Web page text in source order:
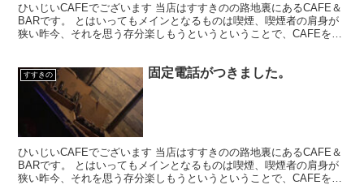
ひいじいCAFEでございます 当店はすすきのの路地裏にあるCAFE＆
BARです。 とはいってもメインとなるものは喫煙、喫煙者の肩身が
狭い昨今、それを思う存分楽しもうというということで、CAFEを名
すすきの 固定電話がつきました。
ひいじいCAFEでございます 当店はすすきのの路地裏にあるCAFE＆
BARです。 とはいってもメインとなるものは喫煙、喫煙者の肩身が
狭い昨今、それを思う存分楽しもうというということで、CAFEを名